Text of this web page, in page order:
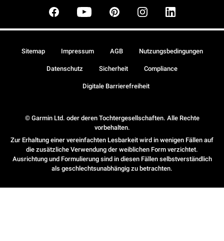
© Garmin Ltd. oder deren Tochtergesellschaften. Alle Rechte
vorbehalten.
Zur Erhaltung einer vereinfachten Lesbarkeit wird in wenigen Fällen auf
die zusätzliche Verwendung der weiblichen Form verzichtet.
Ausrichtung und Formulierung sind in diesen Fällen selbstverständlich
als geschlechtsunabhängig zu betrachten.
Sitemap Impressum AGB Nutzungsbedingungen
Datenschutz Sicherheit Compliance
Digitale Barrierefreiheit